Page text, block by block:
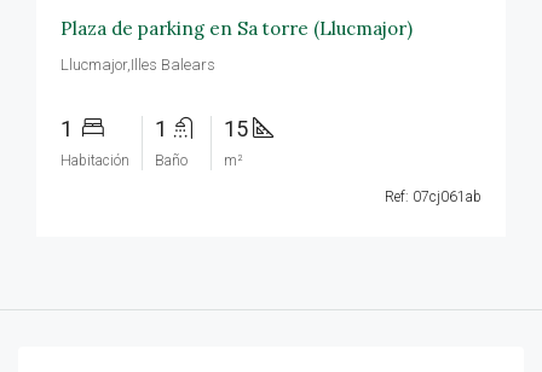
Plaza de parking en Sa torre (Llucmajor)
Llucmajor,Illes Balears
1
Habitación
1
Baño
15
m²
Ref: 07cj061ab